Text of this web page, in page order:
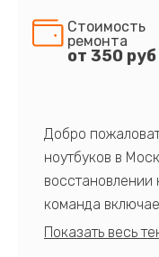
Стоимость
ремонта
от 350 руб
Добро
ноутбуков в
восстановлении
команда